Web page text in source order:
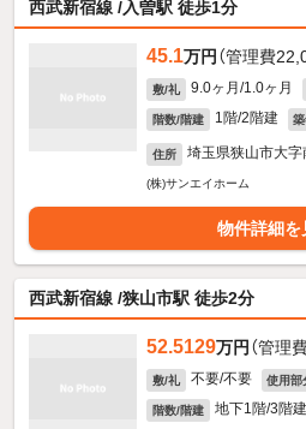
西武新宿線 /入曽駅 徒歩1分
45.1万円 （管理費
敷/礼 9.0ヶ月/1.0ヶ月
階数/階建 1階/2階建
住所 埼玉県狭山市大字
(株)サンエイホーム
物件詳細を
西武新宿線 /狭山市駅 徒歩2分
52.5129万円 （管理
敷/礼 不要/不要 使用部
階数/階建 地下1階/3階建